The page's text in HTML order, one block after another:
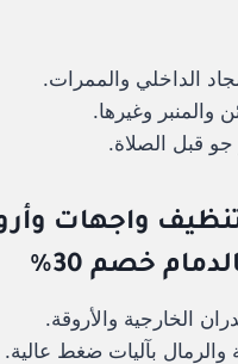
الداخلي والممرات.
والمنبر وغيرها.
قبل الصلاة.
تنظيف واجهات
خصم 30%
الخارجية والأروقة.
والرمال بآليات ضغط عالية.